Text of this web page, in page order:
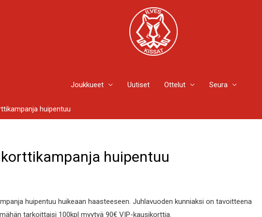
Joukkueet Uutiset Ottelut Seura
huipentuu
huipentuu
huipentuu huikeaan haasteeseen. Juhlavuoden kunniaksi on tavoitteena
tarkoittaisi 100kpl myytyä 90€ VIP-kausikorttia.